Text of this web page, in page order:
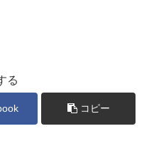
る
コピー